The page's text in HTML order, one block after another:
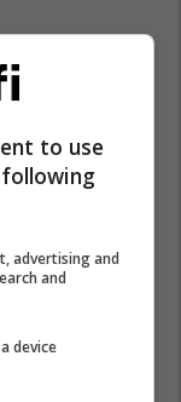
to use
advertising and
and
device